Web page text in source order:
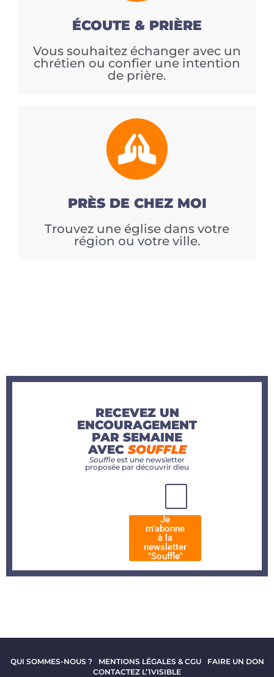
ÉCOUTE & PRIÈRE
Vous souhaitez échanger avec un
chrétien ou confier une intention
de prière.
PRÈS DE CHEZ MOI
Trouvez une église dans votre
région ou votre ville.
RECEVEZ UN
ENCOURAGEMENT
PAR SEMAINE
AVECSOUFFLE
Souffle est une newsletter
proposée par découvrir dieu
Je
m'abonne
à la
newsletter
"Souffle"
QUI SOMMES-NOUS ? MENTIONS LÉGALES & CGU
FAIRE UN DON
CONTACTEZ L’1VISIBLE